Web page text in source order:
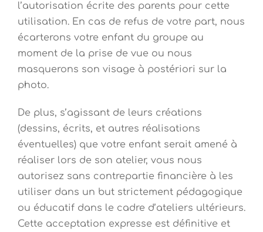
l’autorisation écrite des parents pour cette
utilisation. En cas de refus de votre part, nous
écarterons votre enfant du groupe au
moment de la prise de vue ou nous
masquerons son visage à postériori sur la
photo.
De plus, s’agissant de leurs créations
(dessins, écrits, et autres réalisations
éventuelles) que votre enfant serait amené à
réaliser lors de son atelier, vous nous
autorisez sans contrepartie financière à les
utiliser dans un but strictement pédagogique
ou éducatif dans le cadre d’ateliers ultérieurs.
Cette acceptation expresse est définitive et